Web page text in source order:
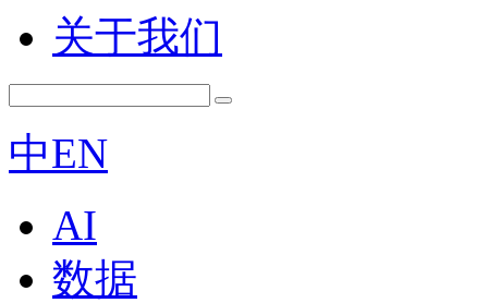
关于我们
中EN
AI
数据